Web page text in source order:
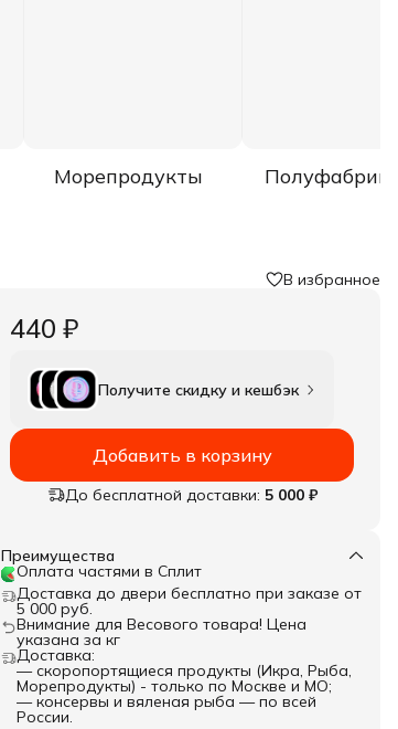
Морепродукты
В избранное
440 ₽
Получите скидку и кешбэк
Добавить в корзину
До бесплатной доставки: 5 000 ₽
Преимущества
Оплата частями в Сплит
Доставка до двери бесплатно при заказе от
5 000 руб.
Внимание для Весового товара! Цена
указана за кг
Доставка:
— скоропортящиеся продукты (Икра, Рыба,
Морепродукты) - только по Москве и МО;
— консервы и вяленая рыба — по всей
России.